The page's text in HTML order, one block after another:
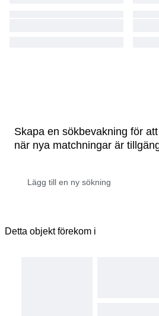
Skapa en sökbevakning för
när nya matchningar är
Detta objekt förekom i